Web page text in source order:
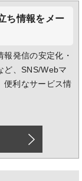
ち情報をメー
発信の安定化・
ど、SNS/Webマ
便利なサービス情